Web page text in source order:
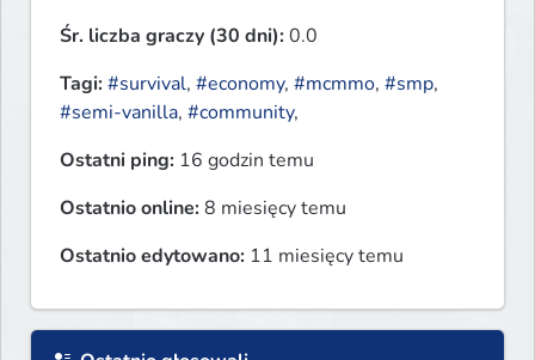
Śr. liczba graczy (30 dni):0.0
Tagi:#survival, #economy, #mcmmo, #smp,
#semi-vanilla, #community,
Ostatni ping: 16 godzin temu
Ostatnio online:8 miesięcy temu
Ostatnio edytowano: 11 miesięcy temu